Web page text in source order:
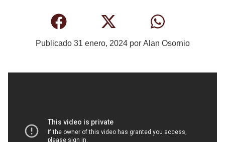
Publicado 31 enero, 2024por Alan Osornio